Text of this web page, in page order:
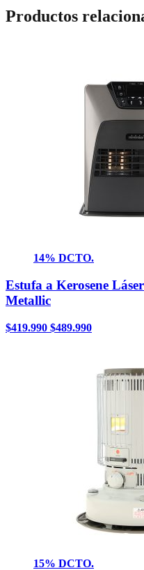
Productos
14% DCTO.
Estufa a Kerosene
Metallic
$419.990 $489.990
15% DCTO.